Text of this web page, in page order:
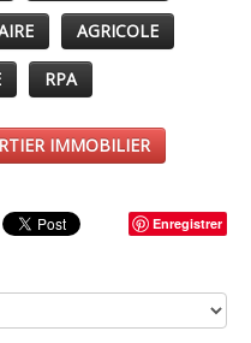
AGRICOLE
RPA
IMMOBILIER
Enregistrer